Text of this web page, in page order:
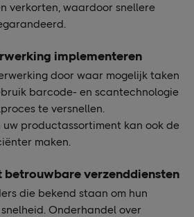
verkorten, waardoor snellere
implementeren
door waar mogelijk taken
barcode- en scantechnologie
te versnellen.
uw productassortiment kan ook de
maken.
betrouwbare verzenddiensten
die bekend staan om hun
Onderhandel over